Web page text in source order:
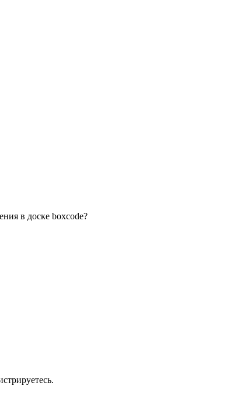
в доске boxcode?